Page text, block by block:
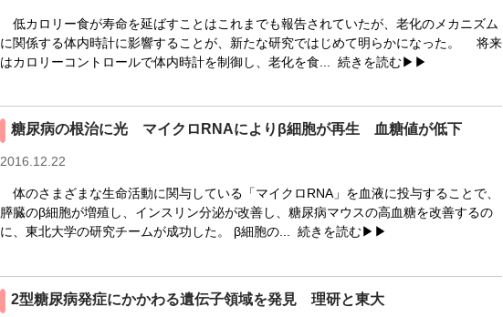
低カロリー食が寿命を延ばすことはこれまでも報告されていたが、老化のメカニズム
に関係する体内時計に影響することが、新たな研究ではじめて明らかになった。 将来
はカロリーコントロールで体内時計を制御し、老化を食... 続きを読む▶▶
糖尿病の根治に光 マイクロRNAによりβ細胞が再生 血糖値が低下
2016.12.22
体のさまざまな生命活動に関与している「マイクロRNA」を血液に投与することで、
膵臓のβ細胞が増殖し、インスリン分泌が改善し、糖尿病マウスの高血糖を改善するの
に、東北大学の研究チームが成功した。 β細胞の... 続きを読む▶▶
2型糖尿病発症にかかわる遺伝子領域を発見 理研と東大